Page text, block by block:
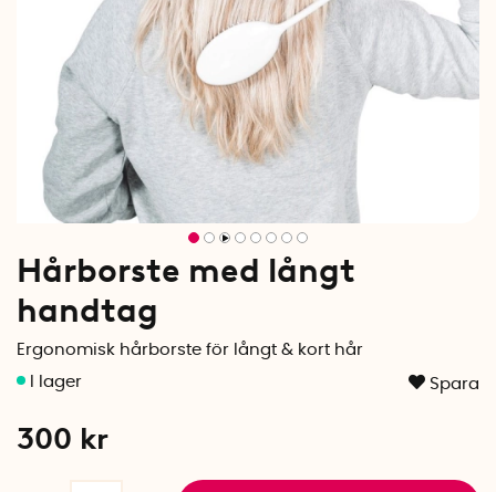
Hårborste med långt
handtag
Ergonomisk hårborste för långt & kort hår
Spara
300 kr